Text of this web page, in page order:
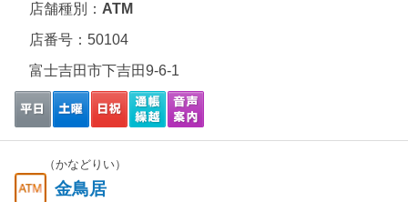
店舗種別： ATM
店番号：50104
富士吉田市下吉田9-6-1
（かなどりい）
金鳥居